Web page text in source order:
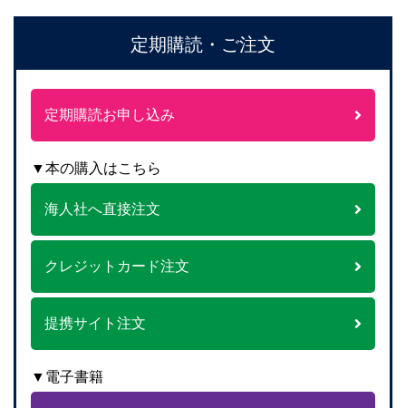
定期購読・ご注文
定期購読お申し込み
▼本の購入はこちら
海人社へ直接注文
クレジットカード注文
提携サイト注文
▼電子書籍